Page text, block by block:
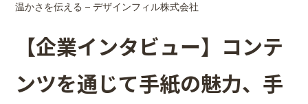
温かさを伝える – デザインフィル株式会社
【企業インタビュー】コンテ
ンツを通じて手紙の魅力、手